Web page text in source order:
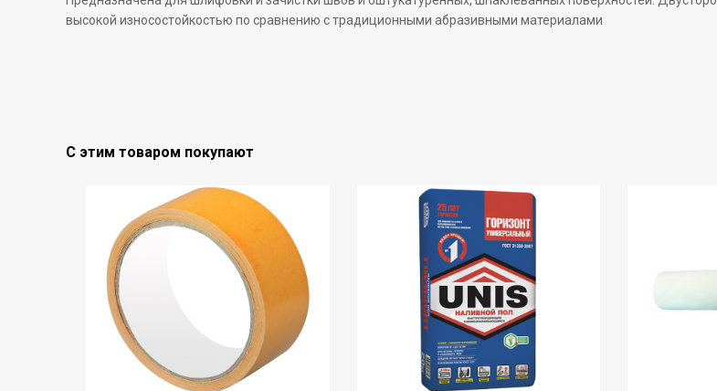
высокой износостойкостью по сравнению с традиционными абразивными материалами
С этим товаром покупают